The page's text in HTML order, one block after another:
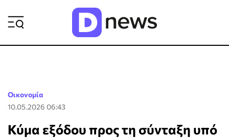
Οικονομία
10.05.2026 06:43
Κύμα εξόδου προς τη σύνταξη υπό